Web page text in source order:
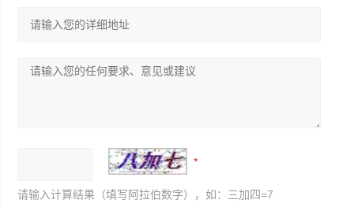
请输入计算结果（填写阿拉伯数字），如：三加四=7